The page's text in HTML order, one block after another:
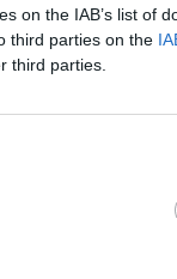
on the IAB’s list of
third parties on the
third parties.